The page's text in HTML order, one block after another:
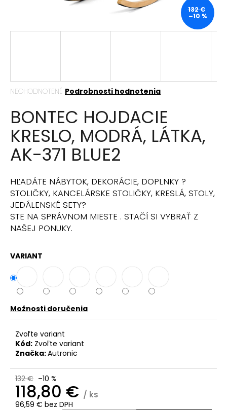
Priemerné
produktu
je
0,0
hviezdičiek.
NEOHODNOTENÉ Podrobnosti hodnotenia
BONTEC HOJDACIE
KRESLO, MODRÁ, LÁTKA,
AK-371 BLUE2
HĽADÁTE NÁBYTOK, DEKORÁCIE, DOPLNKY ?
STOLIČKY, KANCELÁRSKE STOLIČKY, KRESLÁ, STOLY,
JEDÁLENSKÉ SETY?
STE NA SPRÁVNOM MIESTE . STAČÍ SI VYBRAŤ Z
NAŠEJ PONUKY.
VARIANT
Možnosti doručenia
Zvoľte variant
Kód: Zvoľte variant
Značka:Autronic
132 € –10 %
118,80 € / ks
96,59 € bez DPH
132 €
–10 %
HĽADAŤ
O
p
o
r
ú
č
m
e